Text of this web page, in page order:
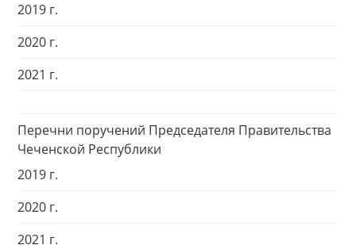
2019 г.
2020 г.
2021 г.
Перечни поручений Председателя Правительства
Чеченской Республики
2019 г.
2020 г.
2021 г.